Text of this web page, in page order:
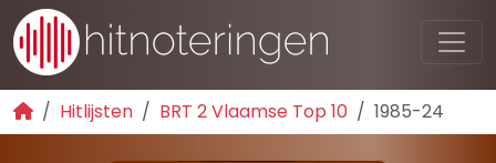
Hitlijsten BRT 2 Vlaamse Top 10 1985-24